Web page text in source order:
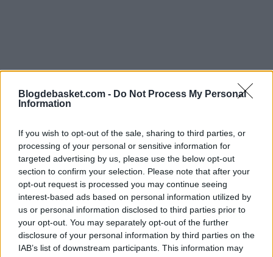
Blogdebasket.com - Do Not Process My Personal
Information
If you wish to opt-out of the sale, sharing to third parties, or
processing of your personal or sensitive information for
targeted advertising by us, please use the below opt-out
section to confirm your selection. Please note that after your
opt-out request is processed you may continue seeing
interest-based ads based on personal information utilized by
us or personal information disclosed to third parties prior to
your opt-out. You may separately opt-out of the further
disclosure of your personal information by third parties on the
IAB’s list of downstream participants. This information may
El problema es que lo que quería partía de 2 premisas
difíciles de cumplir: que Embiid y PG estuvieran sanos. Y
esas premisas no se han cumplido. Estamos en marzo y
ninguno de los dos va a volver a jugar la presente